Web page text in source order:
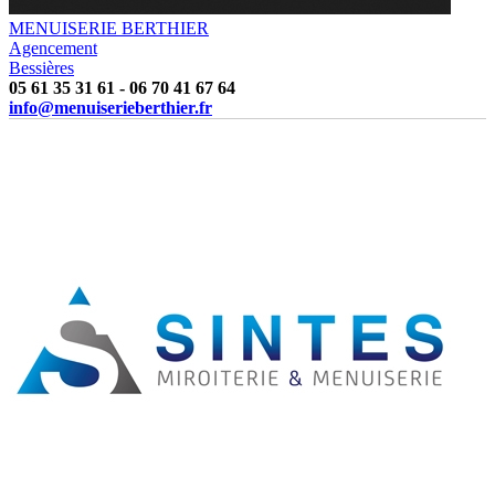
MENUISERIE BERTHIER
Agencement
Bessières
05 61 35 31 61 - 06 70 41 67 64
info@menuiserieberthier.fr